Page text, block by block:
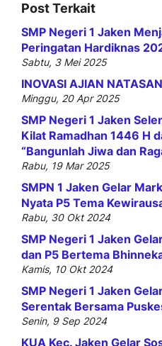
Post Terkait
SMP Negeri 1 Jaken
Peringatan Hardiknas
Sabtu, 3 Mei 2025
INOVASI AJIAN
Minggu, 20 Apr 2025
SMP Negeri 1 Jaken
Kilat Ramadhan 1446 H
“Bangunlah Jiwa dan
Rabu, 19 Mar 2025
SMPN 1 Jaken Gelar
Nyata P5 Tema
Rabu, 30 Okt 2024
SMP Negeri 1 Jaken
dan P5 Bertema
Kamis, 10 Okt 2024
SMP Negeri 1 Jaken
Serentak Bersama
Senin, 9 Sep 2024
KUA Kec. Jaken Gelar